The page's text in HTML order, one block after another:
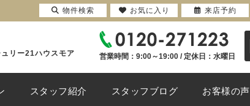
リー21ハウスモア
営業時間：9:00～19:00 / 定休日：水曜日
スタッフ紹介 スタッフブログ お客様の声
物件検索 お気に入り 来店予約